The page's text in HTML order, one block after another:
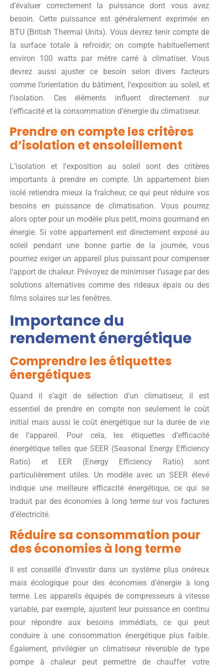
d’évaluer correctement la puissance dont vous avez
besoin. Cette puissance est généralement exprimée en
BTU (British Thermal Units). Vous devrez tenir compte de
la surface totale à refroidir; on compte habituellement
environ 100 watts par mètre carré à climatiser. Vous
devrez aussi ajuster ce besoin selon divers facteurs
comme l’orientation du bâtiment, l’exposition au soleil, et
l’isolation. Ces éléments influent directement sur
l’efficacité et la consommation d’énergie du climatiseur.
Prendre en compte les critères
d’isolation et ensoleillement
L’isolation et l’exposition au soleil sont des critères
importants à prendre en compte. Un appartement bien
isolé retiendra mieux la fraîcheur, ce qui peut réduire vos
besoins en puissance de climatisation. Vous pourrez
alors opter pour un modèle plus petit, moins gourmand en
énergie. Si votre appartement est directement exposé au
soleil pendant une bonne partie de la journée, vous
pourriez exiger un appareil plus puissant pour compenser
l’apport de chaleur. Prévoyez de minimiser l’usage par des
solutions alternatives comme des rideaux épais ou des
films solaires sur les fenêtres.
Importance du
rendement énergétique
Comprendre les étiquettes
énergétiques
Quand il s’agit de sélection d’un climatiseur, il est
essentiel de prendre en compte non seulement le coût
initial mais aussi le coût énergétique sur la durée de vie
de l’appareil. Pour cela, les étiquettes d’efficacité
énergétique telles que SEER (Seasonal Energy Efficiency
Ratio) et EER (Energy Efficiency Ratio) sont
particulièrement utiles. Un modèle avec un SEER élevé
indique une meilleure efficacité énergétique, ce qui se
traduit par des économies à long terme sur vos factures
d’électricité.
Réduire sa consommation pour
des économies à long terme
Il est conseillé d’investir dans un système plus onéreux
mais écologique pour des économies d’énergie à long
terme. Les appareils équipés de compresseurs à vitesse
variable, par exemple, ajustent leur puissance en continu
pour répondre aux besoins immédiats, ce qui peut
conduire à une consommation énergétique plus faible.
Également, privilégier un climatiseur réversible de type
pompe à chaleur peut permettre de chauffer votre